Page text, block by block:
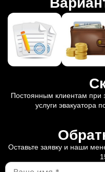
Постоянным клиентам при
услуги эвакуатора
Оставьте заявку и наши